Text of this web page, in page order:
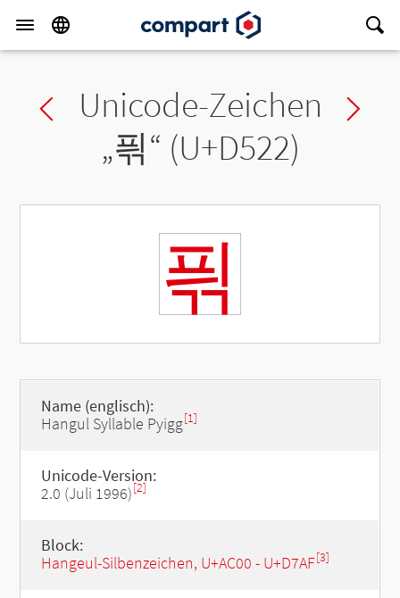
Previous char
Unicode-Zeichen
„픢“ (U+D522)
픢
Name (englisch):
Hangul Syllable Pyigg[1]
Unicode-Version:
2.0 (Juli 1996)[2]
Block:
Hangeul-Silbenzeichen, U+AC00 - U+D7AF[3]